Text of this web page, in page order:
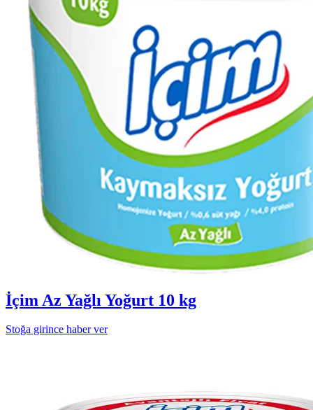
İçim Az Yağlı Yoğurt 10 kg
Stoğa girince haber ver